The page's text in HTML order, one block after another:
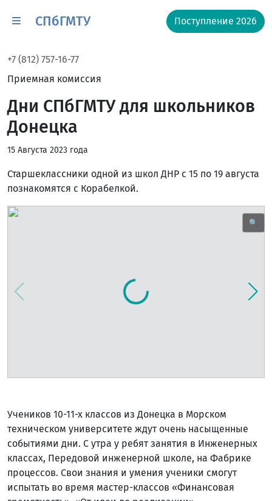
СПбГМТУ Поступление 2026
+7 (812) 757-16-77
Приемная комиссия
Дни СПбГМТУ для школьников
Донецка
15 Августа 2023 года
Старшеклассники одной из школ ДНР с 15 по 19 августа
познакомятся с Корабелкой.
🔍
Учеников 10-11-х классов из Донецка в Морском
техническом университете ждут очень насыщенные
событиями дни. С утра у ребят занятия в Инженерных
классах, Передовой инженерной школе, на Фабрике
процессов. Свои знания и умения ученики смогут
испытать во время мастер-классов «Финансовая